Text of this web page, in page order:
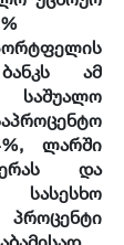
ამ
ლარში
და
სასესხო
პროცენტი